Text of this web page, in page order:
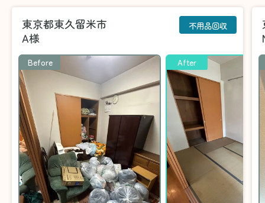
東京都東久留米市
A様
不用品回収
Before After